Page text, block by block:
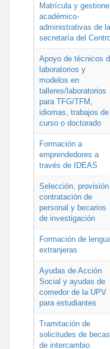
Matrícula y
académico-
administrativas de la
secretaría del
Apoyo de técnicos
laboratorios y
modelos en
talleres/laboratorios
para TFG/TFM,
idiomas, trabajos de
curso o doctorado
Formación a
emprendedores a
través de IDEAS
Selección,
contratación de
personal y becarios
de investigación
Formación de
extranjeras
Ayudas de Acción
Social y ayudas de
comedor de la UPV
para estudiantes
Tramitación de
solicitudes de becas
de intercambio